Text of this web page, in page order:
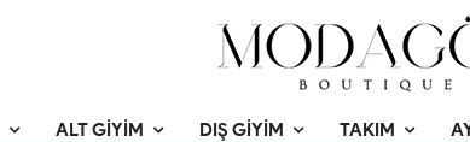
ALT GIYIM DIŞ GIYIM TAKIM